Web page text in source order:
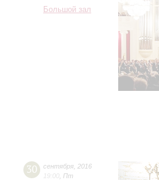
Большой зал
30 сентября 2016
19:00 Пт